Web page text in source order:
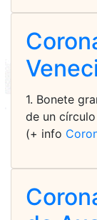
1. Bonete
de un
(+ info